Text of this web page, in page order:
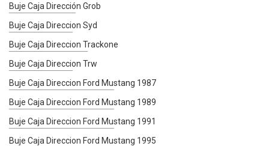
Buje Caja Dirección Grob
Buje Caja Direccion Syd
Buje Caja Direccion Trackone
Buje Caja Direccion Trw
Buje Caja Direccion Ford Mustang 1987
Buje Caja Direccion Ford Mustang 1989
Buje Caja Direccion Ford Mustang 1991
Buje Caja Direccion Ford Mustang 1995